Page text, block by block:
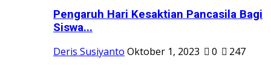
Pengaruh Hari Kesaktian Pancasila Bagi
Siswa...
Deris Susiyanto Oktober 1, 2023 0
247